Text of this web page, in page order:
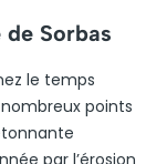
Sorbas
le temps
points
par l’érosion